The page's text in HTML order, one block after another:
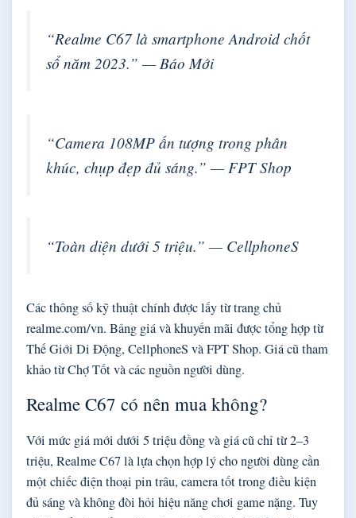
“Realme C67 là smartphone Android chốt
sổ năm 2023.” — Báo Mới
“Camera 108MP ấn tượng trong phân
khúc, chụp đẹp đủ sáng.” — FPT Shop
“Toàn diện dưới 5 triệu.” — CellphoneS
Các thông số kỹ thuật chính được lấy từ trang chủ
realme.com/vn. Bảng giá và khuyến mãi được tổng hợp từ
Thế Giới Di Động, CellphoneS và FPT Shop. Giá cũ tham
khảo từ Chợ Tốt và các nguồn người dùng.
Realme C67 có nên mua không?
Với mức giá mới dưới 5 triệu đồng và giá cũ chỉ từ 2–3
triệu, Realme C67 là lựa chọn hợp lý cho người dùng cần
một chiếc điện thoại pin trâu, camera tốt trong điều kiện
đủ sáng và không đòi hỏi hiệu năng chơi game nặng. Tuy